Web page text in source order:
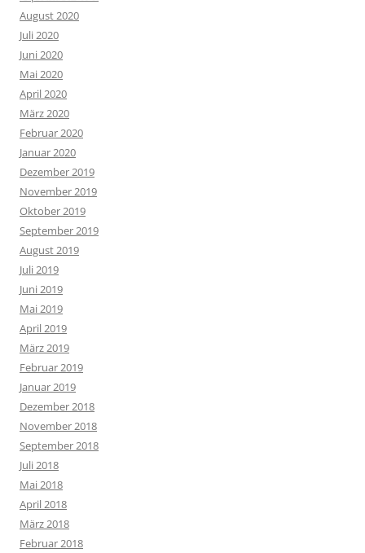
August 2020
Juli 2020
Juni 2020
Mai 2020
April 2020
März 2020
Februar 2020
Januar 2020
Dezember 2019
November 2019
Oktober 2019
September 2019
August 2019
Juli 2019
Juni 2019
Mai 2019
April 2019
März 2019
Februar 2019
Januar 2019
Dezember 2018
November 2018
September 2018
Juli 2018
Mai 2018
April 2018
März 2018
Februar 2018